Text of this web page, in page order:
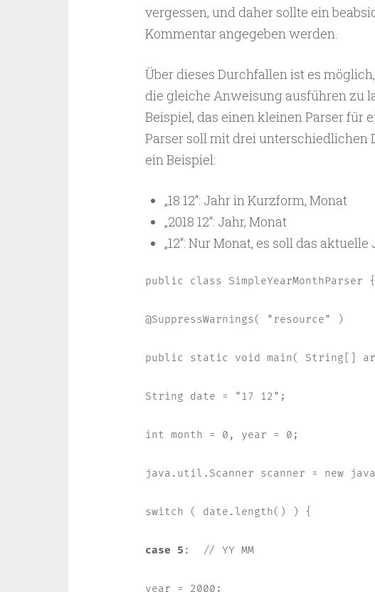
vergessen, und daher sollte ein
Kommentar angegeben werden.
Über dieses Durchfallen ist es
die gleiche Anweisung ausführen zu
Beispiel, das einen kleinen Parser für
Parser soll mit drei unterschiedlichen
ein Beispiel:
„18 12“: Jahr in Kurzform, Monat
„2018 12“: Jahr, Monat
„12“: Nur Monat, es soll das
public class SimpleYearMonthParser {
@SuppressWarnings( "resource" )
public static void main( String[]
String date = "17 12";
int month = 0, year = 0;
java.util.Scanner scanner = new
switch ( date.length() ) {
case 5 :  // YY MM
year = 2000;